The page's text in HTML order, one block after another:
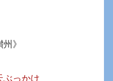
》
ぶっかけ